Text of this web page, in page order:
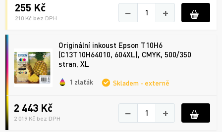
255 Kč
210 Kč bez DPH − +
Originální inkoust Epson T10H6
(C13T10H64010, 604XL), CMYK, 500/350
stran, XL
1 zlaťák Skladem - externě
2 443 Kč
2 019 Kč bez DPH − +